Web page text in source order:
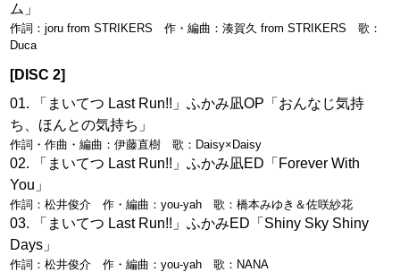
ム」
作詞：joru from STRIKERS 作・編曲：湊賀久 from STRIKERS 歌：
Duca
[DISC 2]
「まいてつ Last Run!!」ふかみ凪OP「おんなじ気持
ち、ほんとの気持ち」
作詞・作曲・編曲：伊藤直樹 歌：Daisy×Daisy
「まいてつ Last Run!!」ふかみ凪ED「Forever With
You」
作詞：松井俊介 作・編曲：you-yah 歌：橋本みゆき＆佐咲紗花
「まいてつ Last Run!!」ふかみED「Shiny Sky Shiny
Days」
作詞：松井俊介 作・編曲：you-yah 歌：NANA